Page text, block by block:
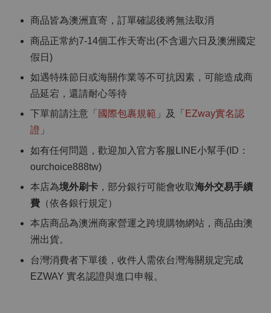
商品皆為澳洲直寄，訂單確認後將無法取消
商品正常約7-14個工作天寄出(不含週六日及澳洲國定
假日)
如遇特殊節日或海關作業等不可抗因素，可能造成商
品延宕，還請耐心等待
下單前請注意「 國際包裹規範 」及「 EZway實名認
證 」
如有任何問題，歡迎加入官方客服LINE小幫手(ID：
ourchoice888tw)
本店為境外刷卡 ，部分銀行可能會收取海外交易手續
費 （依各銀行規定）
本店商品為澳洲商家營運之跨境購物網站，商品由澳
洲出貨。
台灣消費者下單後，收件人需依台灣海關規定完成
EZWAY 實名認證與進口申報。